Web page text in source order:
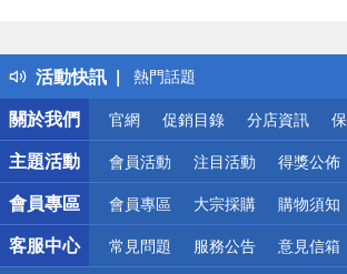
活動快訊
得獎公告
熱門話題
銀行優惠
偏遠地區配送
詐騙網頁！請小心！
關於我們
官網 促銷目錄 分店資訊
主題活動 會員活動 注目活動 得獎公佈
會員專區 會員專區 大宗採購 購物須知
客服中心 常見問題 服務公告 意見信箱